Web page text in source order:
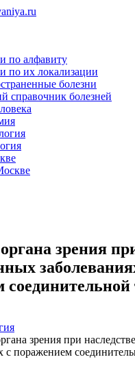
по алфавиту
по их локализации
болезни
справочник болезней
зрения
соединительной
зрения при
с поражением